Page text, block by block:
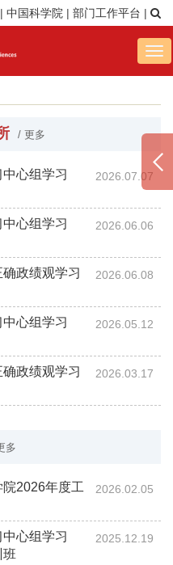
| 中国科学院 | 部门工作平台 |
/ 更多
心组学习
2026.07.07
心组学习
2026.06.06
政绩观学习
2026.06.08
心组学习
2026.05.12
政绩观学习
2026.03.17
多
2026年度工
2026.02.05
心组学习
班
2025.12.19